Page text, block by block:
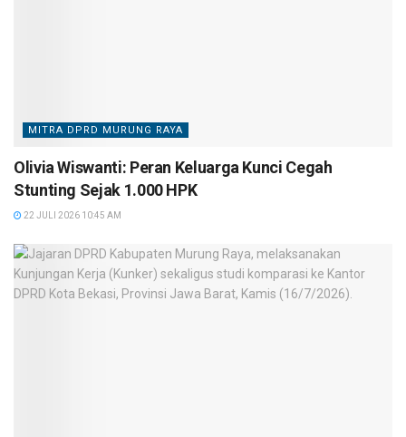
MITRA DPRD MURUNG RAYA
Olivia Wiswanti: Peran Keluarga Kunci Cegah
Stunting Sejak 1.000 HPK
22 JULI 2026 10:45 AM